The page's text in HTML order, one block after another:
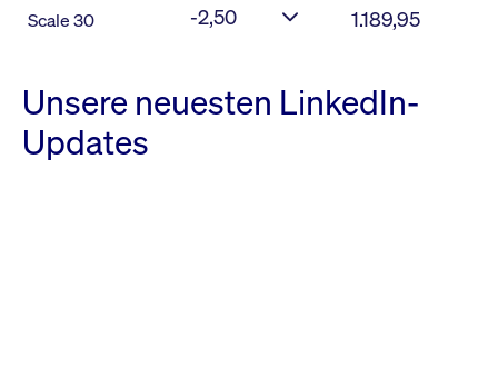
Scale 30 -2,50 1.189,95
Unsere neuesten LinkedIn-
Updates